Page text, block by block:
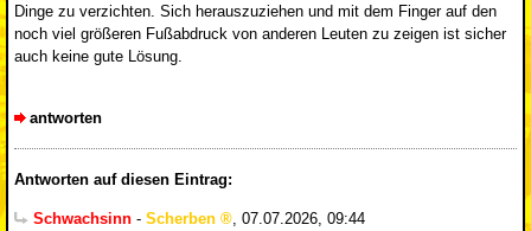
Dinge zu verzichten. Sich herauszuziehen und mit dem Finger auf den
noch viel größeren Fußabdruck von anderen Leuten zu zeigen ist sicher
auch keine gute Lösung.
antworten
Antworten auf diesen Eintrag:
Schwachsinn - Scherben , 07.07.2026, 09:44